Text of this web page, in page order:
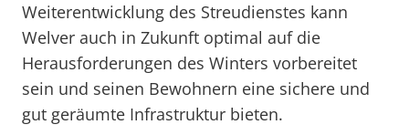
Weiterentwicklung des Streudienstes kann
Welver auch in Zukunft optimal auf die
Herausforderungen des Winters vorbereitet
sein und seinen Bewohnern eine sichere und
gut geräumte Infrastruktur bieten.